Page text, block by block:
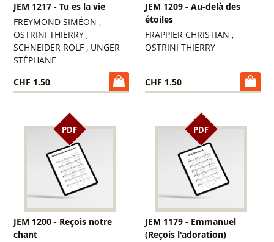
JEM 1217 - Tu es la vie
FREYMOND SIMÉON ,
OSTRINI THIERRY ,
SCHNEIDER ROLF , UNGER
STÉPHANE
CHF 1.50
JEM 1209 - Au-delà des
étoiles
FRAPPIER CHRISTIAN ,
OSTRINI THIERRY
CHF 1.50
PDF
JEM 1200 - Reçois notre
chant
PDF
JEM 1179 - Emmanuel
(Reçois l'adoration)